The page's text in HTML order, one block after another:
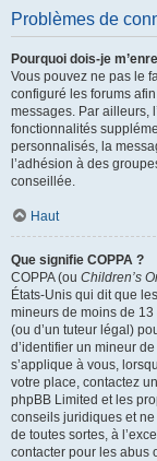
Problèmes de
Pourquoi dois-je
Vous pouvez ne pas le
configuré les forums
messages. Par ailleurs,
fonctionnalités
personnalisés, la
l’adhésion à des
conseillée.
Haut
Que signifie COPPA ?
COPPA (ou Children’s
États-Unis qui dit que
mineurs de moins de
(ou d’un tuteur légal)
d’identifier un mineur
s’applique à vous,
votre place, contactez
phpBB Limited et les
conseils juridiques et
de toutes sortes, à
contacter pour les abus